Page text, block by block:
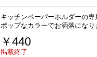
キッチンペーパーホルダーの専
ポップなカラーでお洒落になり
￥440
掲載終了